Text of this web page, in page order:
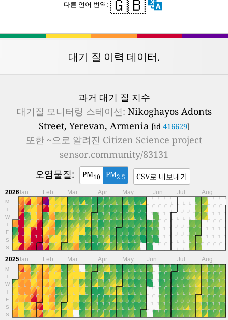
다른 언어 번역:
대기 질 이력 데이터.
과거 대기 질 지수
대기질 모니터링 스테이션: Nikoghayos Adonts
Street, Yerevan, Armenia [id 416629]
또한 ~으로 알려진 Citizen Science project
sensor.community/83131
오염물질:
PM10 PM2.5 CSV로 내보내기
2026
M
T
W
T
F
S
S
Jan Feb Mar Apr May Jun Jul Aug
2025
M
T
W
T
F
S
S
Jan Feb Mar Apr May Jun Jul Aug